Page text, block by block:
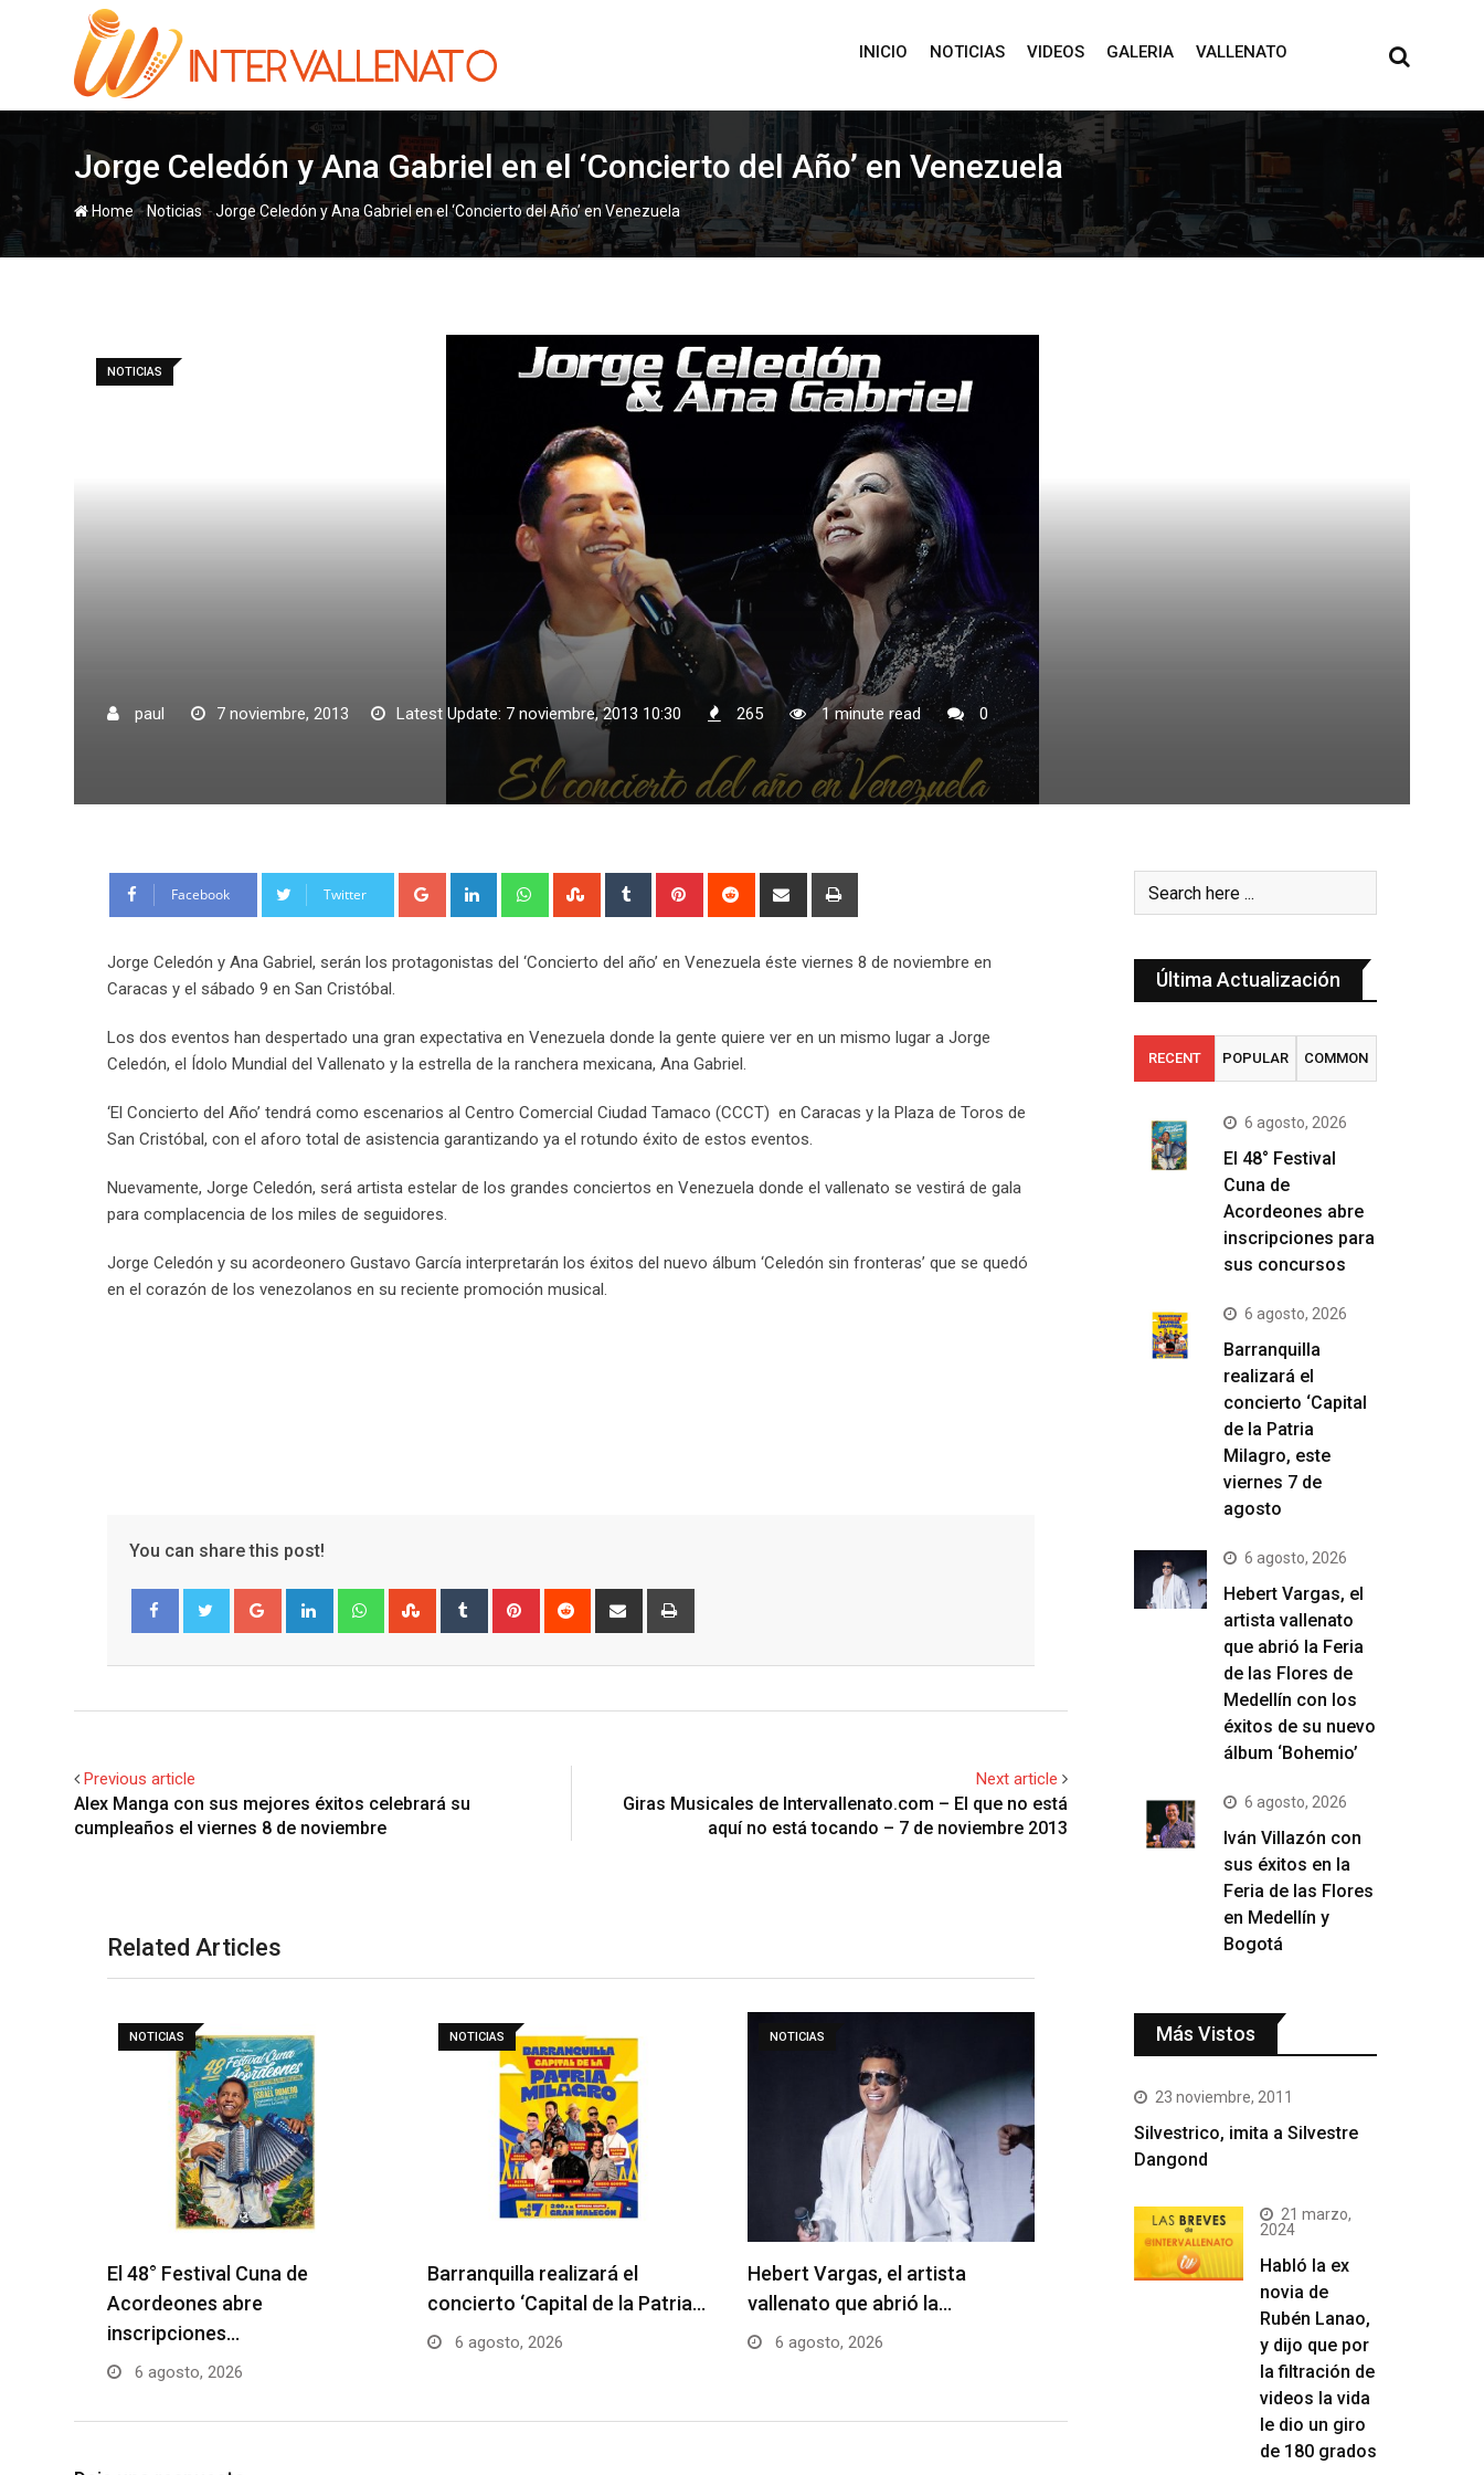
INICIO NOTICIAS VIDEOS GALERIA VALLENATO
Jorge Celedón y Ana Gabriel en el ‘Concierto del Año’ en Venezuela
Home-Noticias-Jorge Celedón y Ana Gabriel en el ‘Concierto del Año’ en Venezuela
NOTICIAS
paul 7 noviembre, 2013 Latest Update: 7 noviembre, 2013 10:30 265 1 minute read 0
Facebook Twitter Google+ LinkedIn WhatsappStumbleUpon
Tumblr Pinterest Reddit
Share
Jorge Celedón y Ana Gabriel, serán los protagonistas del ‘Concierto del año’ en Venezuela éste viernes 8 de noviembre en
Caracas y el sábado 9 en San Cristóbal.
Los dos eventos han despertado una gran expectativa en Venezuela donde la gente quiere ver en un mismo lugar a Jorge
Celedón, el Ídolo Mundial del Vallenato y la estrella de la ranchera mexicana, Ana Gabriel.
‘El Concierto del Año’ tendrá como escenarios al Centro Comercial Ciudad Tamaco (CCCT) en Caracas y la Plaza de Toros de
San Cristóbal, con el aforo total de asistencia garantizando ya el rotundo éxito de estos eventos.
Nuevamente, Jorge Celedón, será artista estelar de los grandes conciertos en Venezuela donde el vallenato se vestirá de gala
para complacencia de los miles de seguidores.
Jorge Celedón y su acordeonero Gustavo García interpretarán los éxitos del nuevo álbum ‘Celedón sin fronteras’ que se quedó
en el corazón de los venezolanos en su reciente promoción musical.
You can share this post!
Google+ LinkedIn WhatsappStumbleUpon
Tumblr Pinterest Reddit
Share
Previous article
Alex Manga con sus mejores éxitos celebrará su
cumpleaños el viernes 8 de noviembre
Next article
Giras Musicales de Intervallenato.com – El que no está
aquí no está tocando – 7 de noviembre 2013
Related Articles
NOTICIAS
El 48° Festival Cuna de
Acordeones abre
inscripciones…
6 agosto, 2026
NOTICIAS
Barranquilla realizará el
concierto ‘Capital de la Patria…
6 agosto, 2026
NOTICIAS
Hebert Vargas, el artista
vallenato que abrió la…
6 agosto, 2026
Última Actualización
RECENT POPULAR COMMON
6 agosto, 2026
El 48° Festival
Cuna de
Acordeones abre
inscripciones para
sus concursos
6 agosto, 2026
Barranquilla
realizará el
concierto ‘Capital
de la Patria
Milagro, este
viernes 7 de
agosto
6 agosto, 2026
Hebert Vargas, el
artista vallenato
que abrió la Feria
de las Flores de
Medellín con los
éxitos de su nuevo
álbum ‘Bohemio’
6 agosto, 2026
Iván Villazón con
sus éxitos en la
Feria de las Flores
en Medellín y
Bogotá
Más Vistos
23 noviembre, 2011
Silvestrico, imita a Silvestre
Dangond
21 marzo,
2024
Habló la ex
novia de
Rubén Lanao,
y dijo que por
la filtración de
videos la vida
le dio un giro
de 180 grados